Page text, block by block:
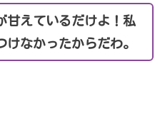
甘えているだけよ！私
けなかったからだわ。